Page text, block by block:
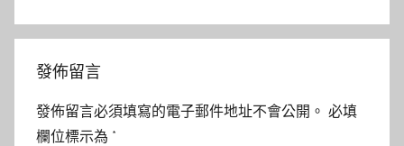
發佈留言
發佈留言必須填寫的電子郵件地址不會公開。 必填
欄位標示為 *